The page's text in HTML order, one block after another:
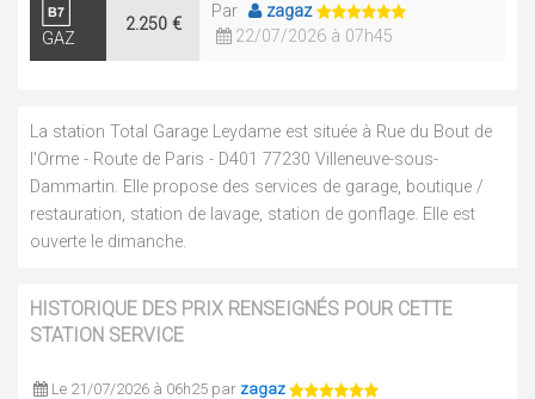
GAZ
2.250 €
Par
zagaz
22/07/2026 à 07h45
La station Total Garage Leydame est située à Rue du Bout de
l'Orme - Route de Paris - D401 77230 Villeneuve-sous-
Dammartin. Elle propose des services de garage, boutique /
restauration, station de lavage, station de gonflage. Elle est
ouverte le dimanche.
HISTORIQUE DES PRIX RENSEIGNÉS POUR CETTE
STATION SERVICE
Le 21/07/2026 à 06h25 par zagaz